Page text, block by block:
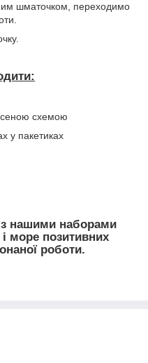
шматочком, переходимо
схемою
у пакетиках
з нашими наборами
море позитивних
роботи.